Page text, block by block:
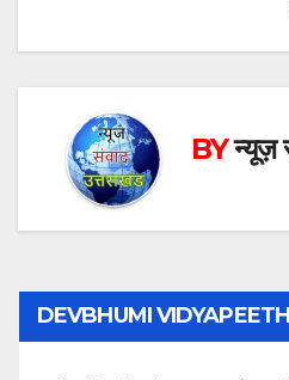
BYन्यूज़
DEVBHUMI VIDYAPEETH